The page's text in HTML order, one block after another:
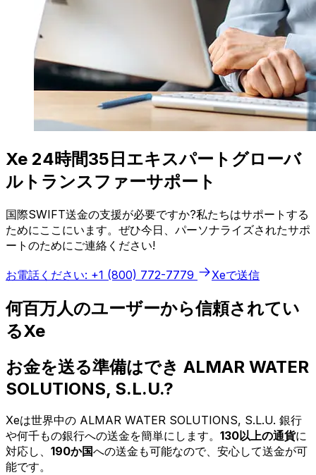
Xe 24時間35日エキスパートグローバ
ルトランスファーサポート
国際SWIFT送金の支援が必要ですか?私たちはサポートする
ためにここにいます。ぜひ今日、パーソナライズされたサポ
ートのためにご連絡ください!
お電話ください: +1 (800) 772-7779 Xeで送信
何百万人のユーザーから信頼されてい
るXe
お金を送る準備はでき ALMAR WATER
SOLUTIONS, S.L.U.?
Xeは世界中の ALMAR WATER SOLUTIONS, S.L.U. 銀行
や何千もの銀行への送金を簡単にします。 130以上の通貨に
対応し、 190か国への送金も可能なので、安心して送金が可
能です。